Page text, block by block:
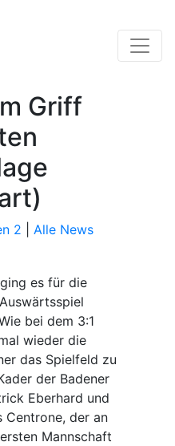
Griff
2
Alle News
es für die
bei dem 3:1
wieder die
das Spielfeld zu
der Badener
Eberhard und
Centrone, der an
Mannschaft